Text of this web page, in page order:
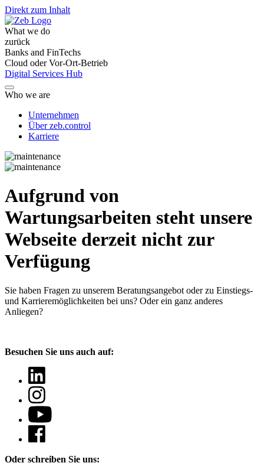
Direkt zum Inhalt
What we do
zurück
Banks and FinTechs
Cloud oder Vor-Ort-Betrieb
Digital Services Hub
Who we are
Unternehmen
Über zeb.control
Karriere
Aufgrund von
Wartungsarbeiten steht unsere
Webseite derzeit nicht zur
Verfügung
Sie haben Fragen zu unserem Beratungsangebot oder zu Einstiegs-
und Karrieremöglichkeiten bei uns? Oder ein ganz anderes
Anliegen?
Besuchen Sie uns auch auf:
Oder schreiben Sie uns: